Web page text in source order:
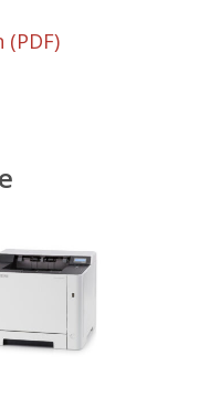
Mail:office@e-
Technik & Service